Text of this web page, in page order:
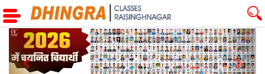
Previous Next